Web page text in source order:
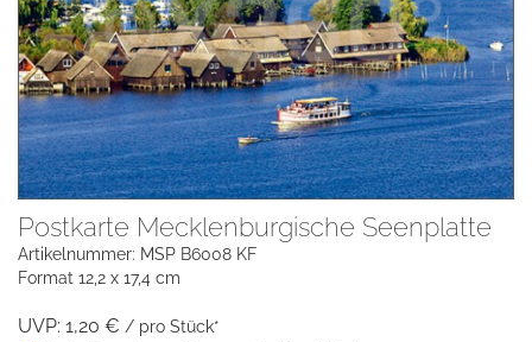
Postkarte Mecklenburgische Seenplatte
Artikelnummer: MSP B6008 KF
Format 12,2 x 17,4 cm
UVP: 1,20 € / pro Stück*